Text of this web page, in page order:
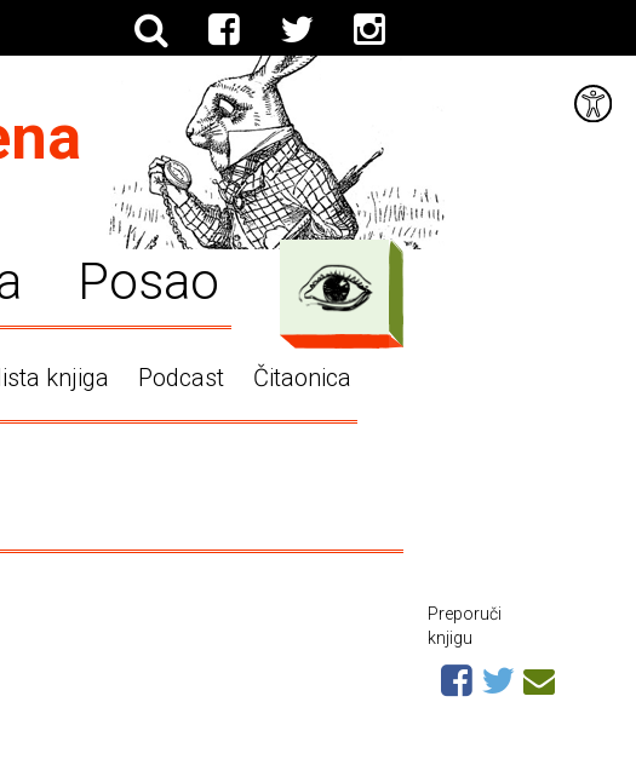
Posao
knjiga Podcast Čitaonica
Preporuči
knjigu